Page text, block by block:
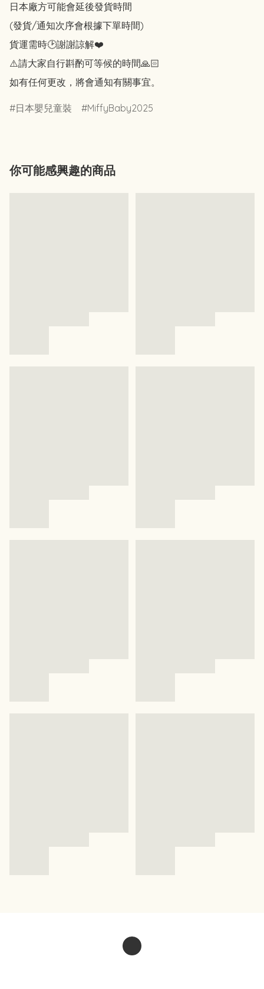
日本廠方可能會延後發貨時間
(發貨/通知次序會根據下單時間)
貨運需時🕑謝謝諒解❤️
⚠️請大家自行斟酌可等候的時間🙏🏻
如有任何更改，將會通知有關事宜。
日本嬰兒童裝 MiffyBaby2025
你可能感興趣的商品